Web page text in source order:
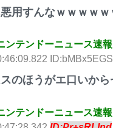
用すんなｗｗｗｗｗ
ンテンドーニュース速報
のほうがエ口いから
ンテンドーニュース速報